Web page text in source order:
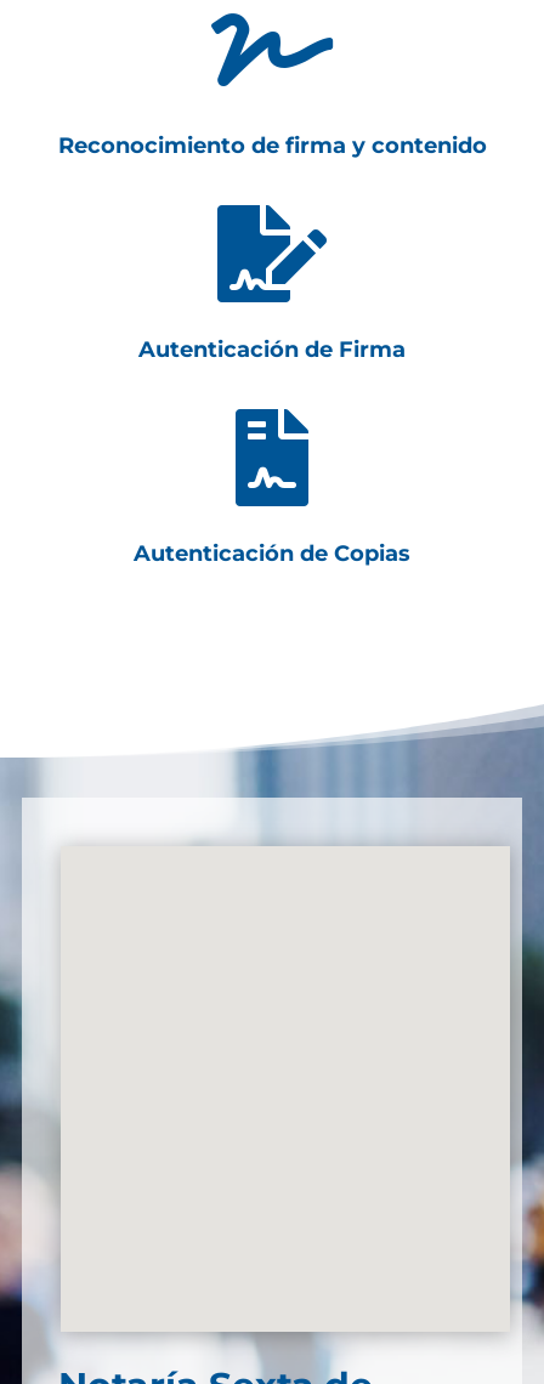

Reconocimiento de firma y contenido

Autenticación de Firma

Autenticación de Copias